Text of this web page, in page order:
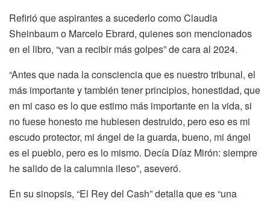
Refirió que aspirantes a sucederlo como Claudia
Sheinbaum o Marcelo Ebrard, quienes son mencionados
en el libro, “van a recibir más golpes” de cara al 2024.
“Antes que nada la consciencia que es nuestro tribunal, el
más importante y también tener principios, honestidad, que
en mi caso es lo que estimo más importante en la vida, si
no fuese honesto me hubiesen destruido, pero eso es mi
escudo protector, mi ángel de la guarda, bueno, mi ángel
es el pueblo, pero es lo mismo. Decía Díaz Mirón: siempre
he salido de la calumnia ileso”, aseveró.
En su sinopsis, “El Rey del Cash” detalla que es “una